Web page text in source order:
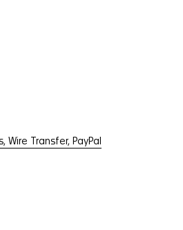
Transfer, PayPal